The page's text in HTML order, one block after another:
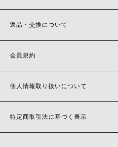
返品・交換について
会員規約
個人情報取り扱いについて
特定商取引法に基づく表示